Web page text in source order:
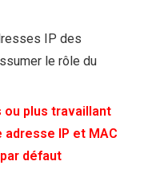
IP des
le rôle du
ou plus travaillant
IP et MAC
défaut